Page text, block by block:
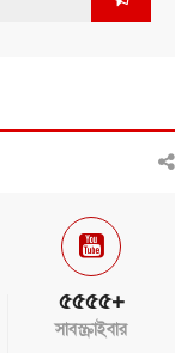
৫৫৫৫+
সাবস্ক্রাইবার